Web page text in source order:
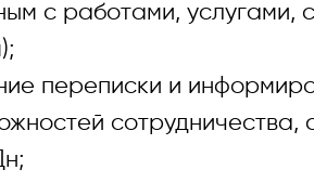
с работами, услугами,
и